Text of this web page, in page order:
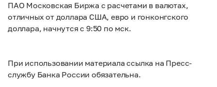
ПАО Московская Биржа с расчетами в валютах,
отличных от доллара США, евро и гонконгского
доллара, начнутся с 9:50 по мск.
При использовании материала ссылка на Пресс-
службу Банка России обязательна.